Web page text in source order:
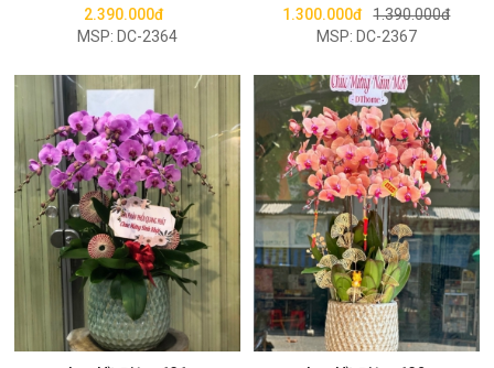
2.390.000đ
MSP: DC-2364
1.300.000đ 1.390.000đ
MSP: DC-2367
Mua ngay Mua ngay